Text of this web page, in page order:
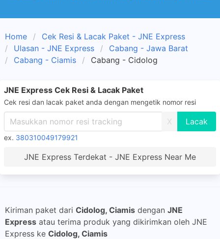
Home
Cek Resi & Lacak Paket - JNE Express
Ulasan - JNE Express
Cabang - Jawa Barat
Cabang - Ciamis
Cabang - Cidolog
JNE Express Cek Resi & Lacak Paket
Cek resi dan lacak paket anda dengan mengetik nomor resi
X
ex. 380310049179921
JNE Express Terdekat - JNE Express Near Me
Kiriman paket dari Cidolog, Ciamis dengan JNE
Express atau terima produk yang dikirimkan oleh JNE
Express ke Cidolog, Ciamis